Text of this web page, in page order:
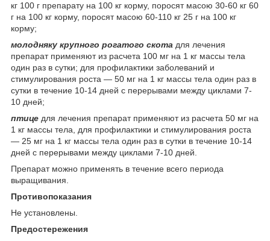
кг 100 г препарату на 100 кг корму, поросят масою 30-60 кг 60
г на 100 кг корму, поросят масою 60-110 кг 25 г на 100 кг
корму;
молодняку крупного рогатого скота для лечения
препарат применяют из расчета 100 мг на 1 кг массы тела
один раз в сутки; для профилактики заболеваний и
стимулирования роста — 50 мг на 1 кг массы тела один раз в
сутки в течение 10-14 дней с перерывами между циклами 7-
10 дней;
птице для лечения препарат применяют из расчета 50 мг на
1 кг массы тела, для профилактики и стимулирования роста
— 25 мг на 1 кг массы тела один раз в сутки в течение 10-14
дней с перерывами между циклами 7-10 дней.
Препарат можно применять в течение всего периода
выращивания.
Противопоказания
Не установлены.
Предостережения